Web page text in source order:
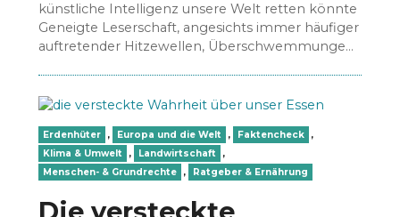
künstliche Intelligenz unsere Welt retten könnte
Geneigte Leserschaft, angesichts immer häufiger
auftretender Hitzewellen, Überschwemmungen
Erdenhüter , Europa und die Welt , Faktencheck
,
Klima & Umwelt
, Landwirtschaft
,
Menschen- & Grundrechte
, Ratgeber & Ernährung